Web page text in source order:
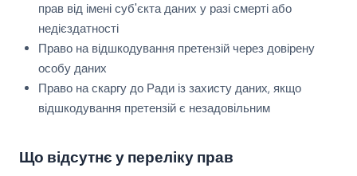
прав від імені суб'єкта даних у разі смерті або
недієздатності
Право на відшкодування претензій через довірену
особу даних
Право на скаргу до Ради із захисту даних, якщо
відшкодування претензій є незадовільним
Що відсутнє у переліку прав